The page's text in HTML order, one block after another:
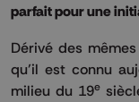
parfait pour une
Dérivé des
qu’il est connu
milieu du 19e